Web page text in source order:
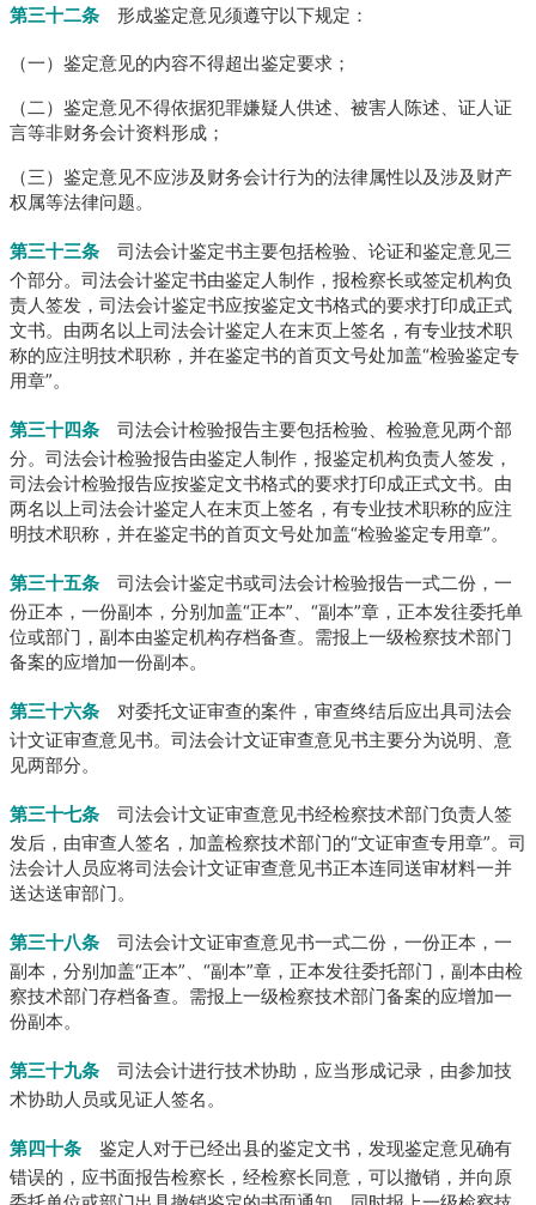
第三十二条 形成鉴定意见须遵守以下规定：
（一）鉴定意见的内容不得超出鉴定要求；
（二）鉴定意见不得依据犯罪嫌疑人供述、被害人陈述、证人证
言等非财务会计资料形成；
（三）鉴定意见不应涉及财务会计行为的法律属性以及涉及财产
权属等法律问题。
第三十三条 司法会计鉴定书主要包括检验、论证和鉴定意见三
个部分。 司法会计鉴定书由鉴定人制作，报检察长或签定机构负
责人签发，司法会计鉴定书应按鉴定文书格式的要求打印成正式
文书。 由两名以上司法会计鉴定人在末页上签名，有专业技术职
称的应注明技术职称，并在鉴定书的首页文号处加盖“检验鉴定专
用章”。
第三十四条 司法会计检验报告主要包括检验、检验意见两个部
分。 司法会计检验报告由鉴定人制作，报鉴定机构负责人签发，
司法会计检验报告应按鉴定文书格式的要求打印成正式文书。 由
两名以上司法会计鉴定人在末页上签名，有专业技术职称的应注
明技术职称，并在鉴定书的首页文号处加盖“检验鉴定专用章”。
第三十五条 司法会计鉴定书或司法会计检验报告一式二份，一
份正本，一份副本，分别加盖“正本”、“副本”章，正本发往委托单
位或部门，副本由鉴定机构存档备查。 需报上一级检察技术部门
备案的应增加一份副本。
第三十六条 对委托文证审查的案件，审查终结后应出具司法会
计文证审查意见书。 司法会计文证审查意见书主要分为说明、意
见两部分。
第三十七条 司法会计文证审查意见书经检察技术部门负责人签
发后，由审查人签名，加盖检察技术部门的“文证审查专用章”。 司
法会计人员应将司法会计文证审查意见书正本连同送审材料一并
送达送审部门。
第三十八条 司法会计文证审查意见书一式二份，一份正本，一
副本，分别加盖“正本”、“副本”章，正本发往委托部门，副本由检
察技术部门存档备查。 需报上一级检察技术部门备案的应增加一
份副本。
第三十九条 司法会计进行技术协助，应当形成记录，由参加技
术协助人员或见证人签名。
第四十条 鉴定人对于已经出县的鉴定文书，发现鉴定意见确有
错误的，应书面报告检察长，经检察长同意，可以撤销，并向原